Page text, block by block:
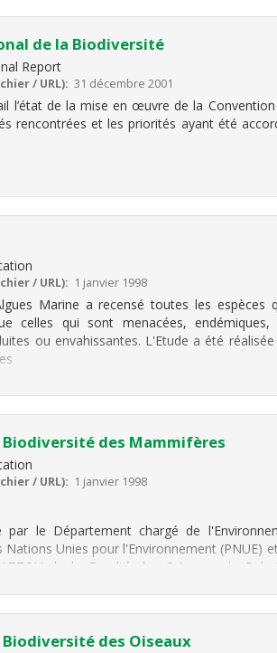
de la Biodiversité
Report
/ URL) 31 décembre 2001
l’état de la mise en œuvre de la
rencontrées et les priorités ayant été
/ URL) 1 janvier 1998
Marine a recensé toutes les espèces
celles qui sont menacées,
ou envahissantes. L'Etude a été
des Mammifères
/ URL) 1 janvier 1998
le Département chargé de
Unies pour l'Environnement (PNUE)
de la Faculté des Sciences de
une
des Oiseaux